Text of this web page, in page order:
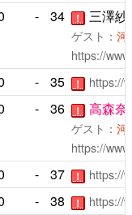
- 34 ！ 三澤紗
ゲスト： 河
https://
- 35 ！ https://
- 36 ！ 高森奈
ゲスト： 河
https://
- 37 ！ https://
- 38 ！ https://